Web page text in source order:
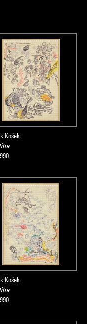
Košek
Košek